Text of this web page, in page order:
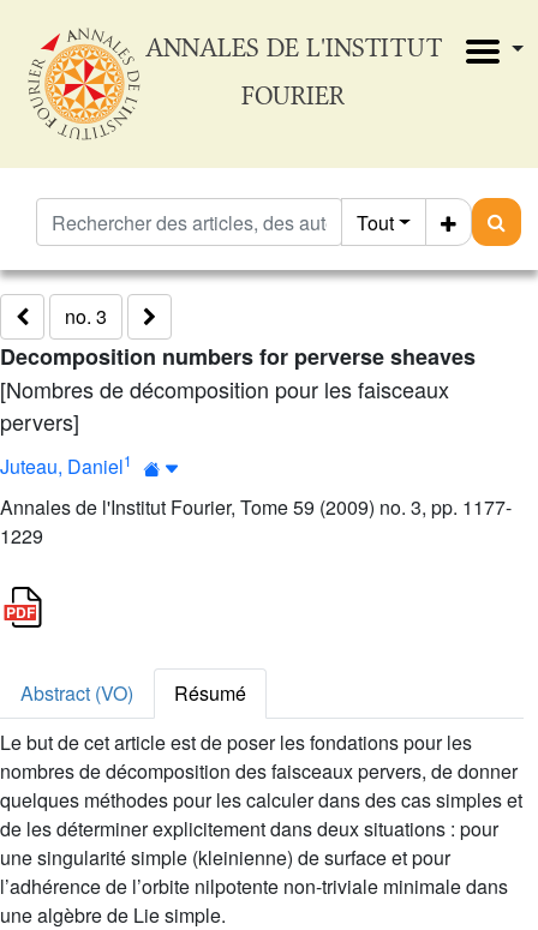
ANNALES DE L'INSTITUT
FOURIER
Tout
no. 3
Decomposition numbers for perverse sheaves
[Nombres de décomposition pour les faisceaux
pervers]
Juteau, Daniel1
Annales de l'Institut Fourier, Tome 59 (2009) no. 3, pp. 1177-
1229
Abstract (VO)
Résumé
Le but de cet article est de poser les fondations pour les
nombres de décomposition des faisceaux pervers, de donner
quelques méthodes pour les calculer dans des cas simples et
de les déterminer explicitement dans deux situations : pour
une singularité simple (kleinienne) de surface et pour
l’adhérence de l’orbite nilpotente non-triviale minimale dans
une algèbre de Lie simple.